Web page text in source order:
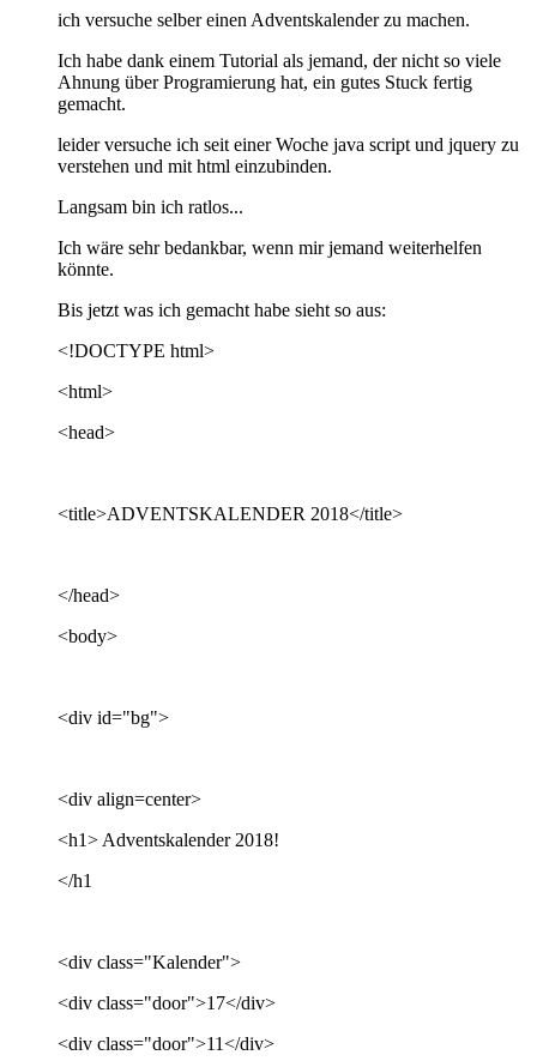
ich versuche selber einen Adventskalender zu machen.
Ich habe dank einem Tutorial als jemand, der nicht so viele
Ahnung über Programierung hat, ein gutes Stuck fertig
gemacht.
leider versuche ich seit einer Woche java script und jquery zu
verstehen und mit html einzubinden.
Langsam bin ich ratlos...
Ich wäre sehr bedankbar, wenn mir jemand weiterhelfen
könnte.
Bis jetzt was ich gemacht habe sieht so aus:
<!DOCTYPE html>
<html>
<head>
<title>ADVENTSKALENDER 2018</title>
</head>
<body>
<div id="bg">
<div align=center>
<h1> Adventskalender 2018!
</h1
<div class="Kalender">
<div class="door">17</div>
<div class="door">11</div>